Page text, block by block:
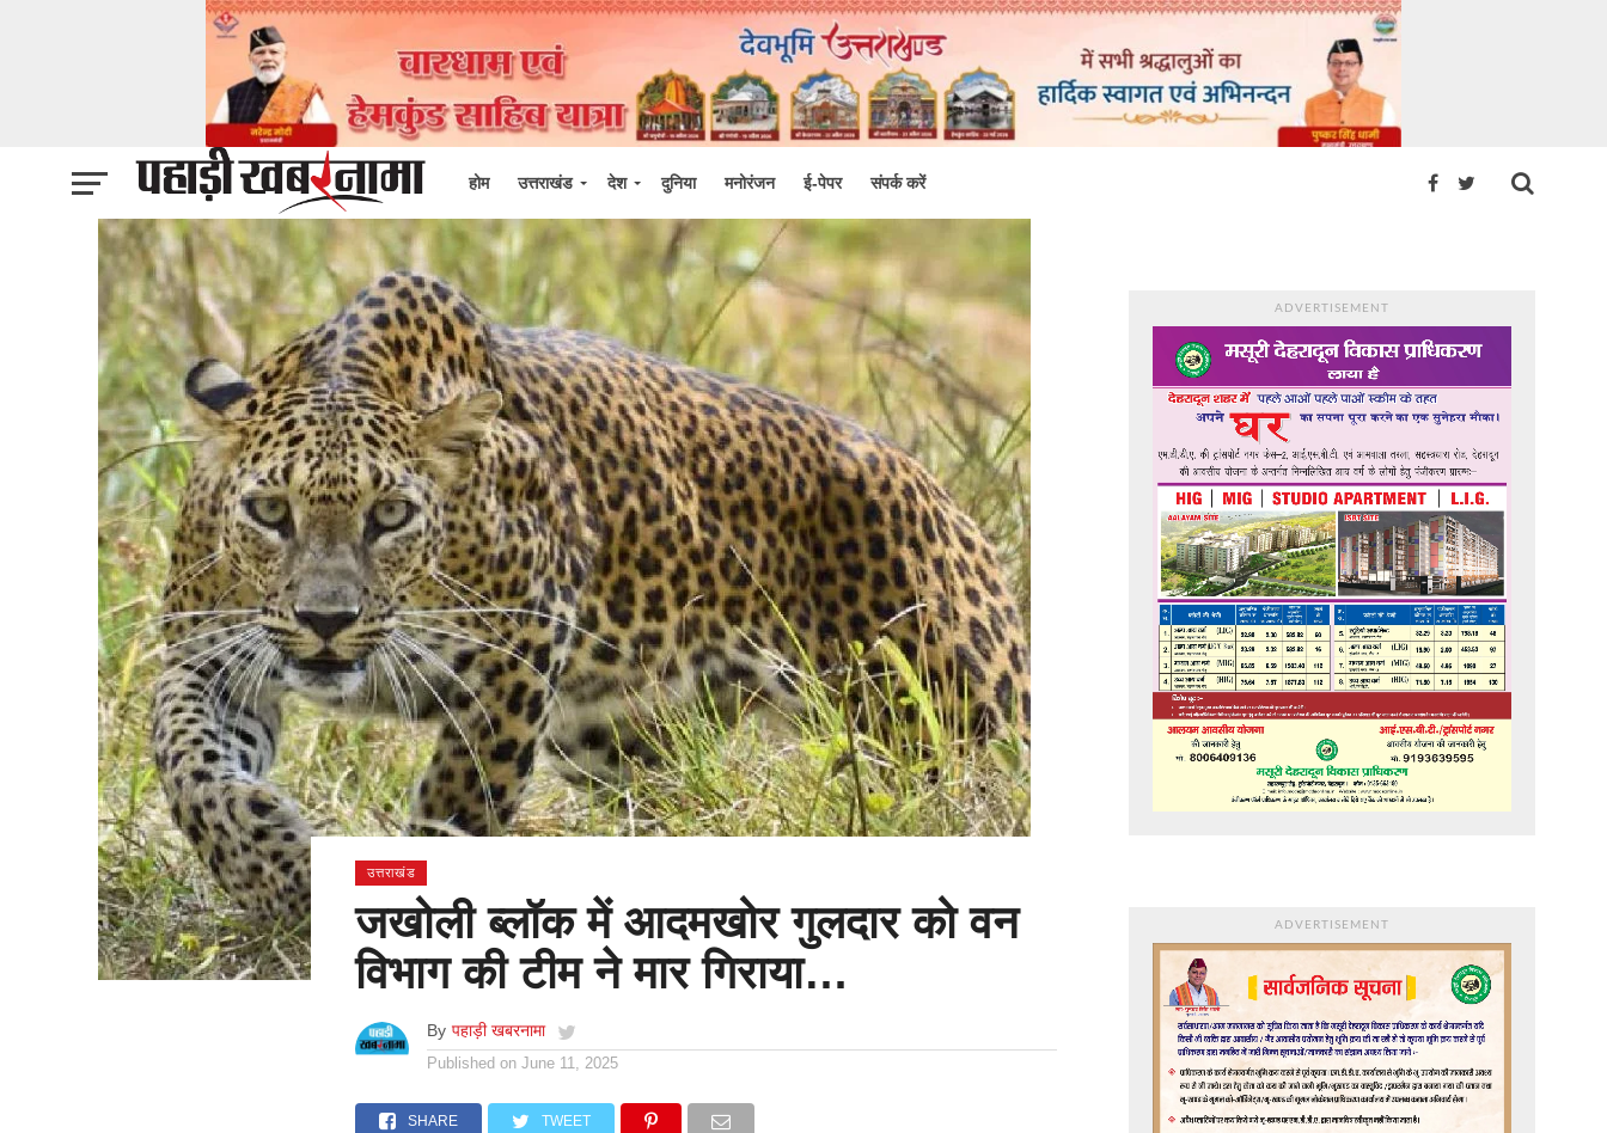
होम उत्तराखंड देश दुनिया मनोरंजन ई-पेपर संपर्क करें
उत्तराखंड
जखोली ब्लॉक में आदमखोर गुलदार को वन
विभाग की टीम ने मार गिराया…
By पहाड़ी खबरनामा
Published on June 11, 2025
SHARE TWEET
ADVERTISEMENT
ADVERTISEMENT